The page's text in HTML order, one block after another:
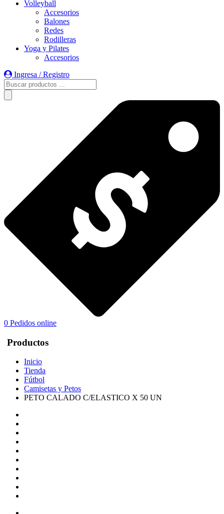
Volleyball
Accesorios
Balones
Redes
Rodilleras
Yoga y Pilates
Accesorios
Ingresa / Registro
Búsqueda
de
productos
0 Pedidos online
Productos
Inicio
Tienda
Fútbol
Camisetas y Petos
PETO CALADO C/ELASTICO X 50 UN